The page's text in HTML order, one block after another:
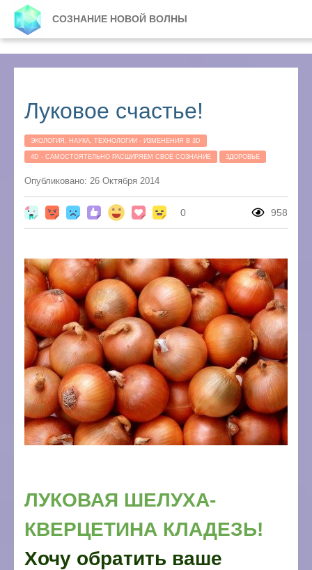
СОЗНАНИЕ НОВОЙ ВОЛНЫ
Луковое счастье!
ЭКОЛОГИЯ, НАУКА, ТЕХНОЛОГИИ - ИЗМЕНЕНИЯ В 3D
4D - САМОСТОЯТЕЛЬНО РАСШИРЯЕМ СВОЁ СОЗНАНИЕ ЗДОРОВЬЕ
Опубликовано: 26 Октября 2014
0 958
ЛУКОВАЯ ШЕЛУХА-
КВЕРЦЕТИНА КЛАДЕЗЬ!
Хочу обратить ваше